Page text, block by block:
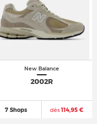
New Balance
2002R
7 Shops dès114,95 €